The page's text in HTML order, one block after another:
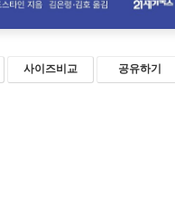
사이즈비교 공유하기